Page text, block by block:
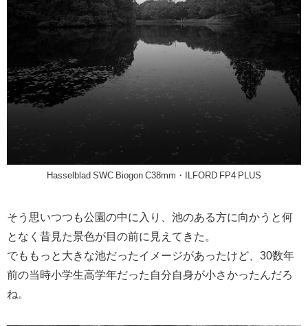
Hasselblad SWC Biogon C38mm・ILFORD FP4 PLUS
そう思いつつも公園の中に入り、池のある方に向かうと何
となく昔見た景色が目の前に見えてきた。
でももっと大きな池だったイメージがあったけど、30数年
前の当時小学生高学年だった自分自身が小さかったんだろ
ね。